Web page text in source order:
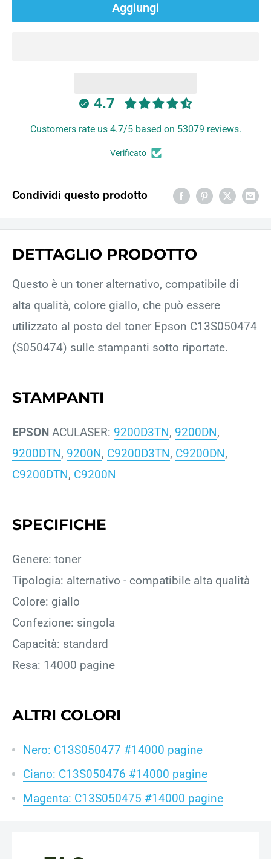
Aggiungi
4.7
Customers rate us 4.7/5 based on 53079 reviews.
Verificato
Condividi questo prodotto
DETTAGLIO PRODOTTO
Questo è un toner alternativo, compatibile di
alta qualità, colore giallo, che può essere
utilizzato al posto del toner Epson C13S050474
(S050474) sulle stampanti sotto riportate.
STAMPANTI
EPSON ACULASER: 9200D3TN, 9200DN,
9200DTN, 9200N, C9200D3TN, C9200DN,
C9200DTN, C9200N
SPECIFICHE
Genere: toner
Tipologia: alternativo - compatibile alta qualità
Colore: giallo
Confezione: singola
Capacità: standard
Resa: 14000 pagine
ALTRI COLORI
Nero: C13S050477 #14000 pagine
Ciano: C13S050476 #14000 pagine
Magenta: C13S050475 #14000 pagine